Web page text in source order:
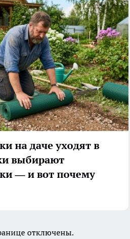
на даче уходят в
выбирают
— и вот почему
отключены.